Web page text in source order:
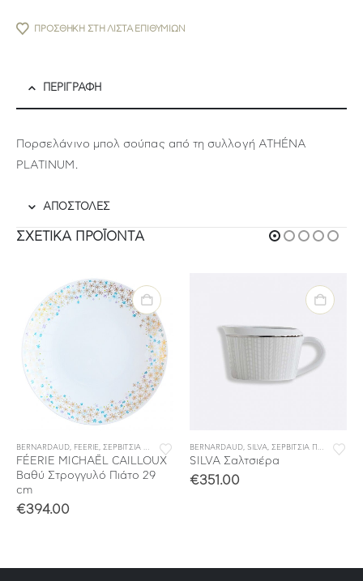
ΠΡΟΣΘΉΚΗ ΣΤΗ ΛΊΣΤΑ ΕΠΙΘΥΜΙΏΝ
ΠΕΡΙΓΡΑΦΉ
Πορσελάνινο μπολ σούπας από τη συλλογή ATHÉNA
PLATINUM.
ΑΠΟΣΤΟΛΕΣ
ΣΧΕΤΙΚΆ ΠΡΟΪΌΝΤΑ
,ΣΕΡΒΙΤΣΙΑ ΦΑΓΗΤΟΥ
BERNARDAUD, FEERIE, ΣΕΡΒΙΤΣΙΑ ΠΟΡΣΕΛΑΝΗΣ ,ΣΕΡΒΙΤΣΙΑ ΦΑΓΗΤΟΥ
FÉERIE MICHAËL CAILLOUX
Βαθύ Στρογγυλό Πιάτο 29
cm
€394.00
BERNARDAUD, SILVA, ΣΕΡΒΙΤΣΙΑ ΠΟΡΣΕΛΑΝΗΣ
SILVA Σαλτσιέρα
€351.00